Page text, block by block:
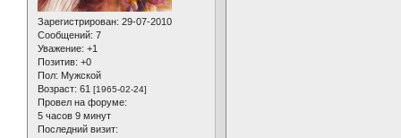
Зарегистрирован: 29-07-2010
Сообщений: 7
Уважение: +1
Позитив: +0
Пол: Мужской
Возраст: 61 [1965-02-24]
Провел на форуме:
5 часов 9 минут
Последний визит: